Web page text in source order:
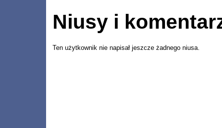
Niusy i
Ten użytkownik nie napisał jeszcze żadnego niusa.